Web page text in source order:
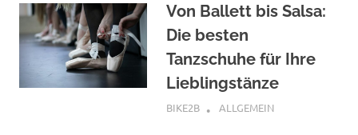
Von Ballett bis Salsa:
Die besten
Tanzschuhe für Ihre
Lieblingstänze
AUGUST 14, 2025
BIKE2B ALLGEMEIN